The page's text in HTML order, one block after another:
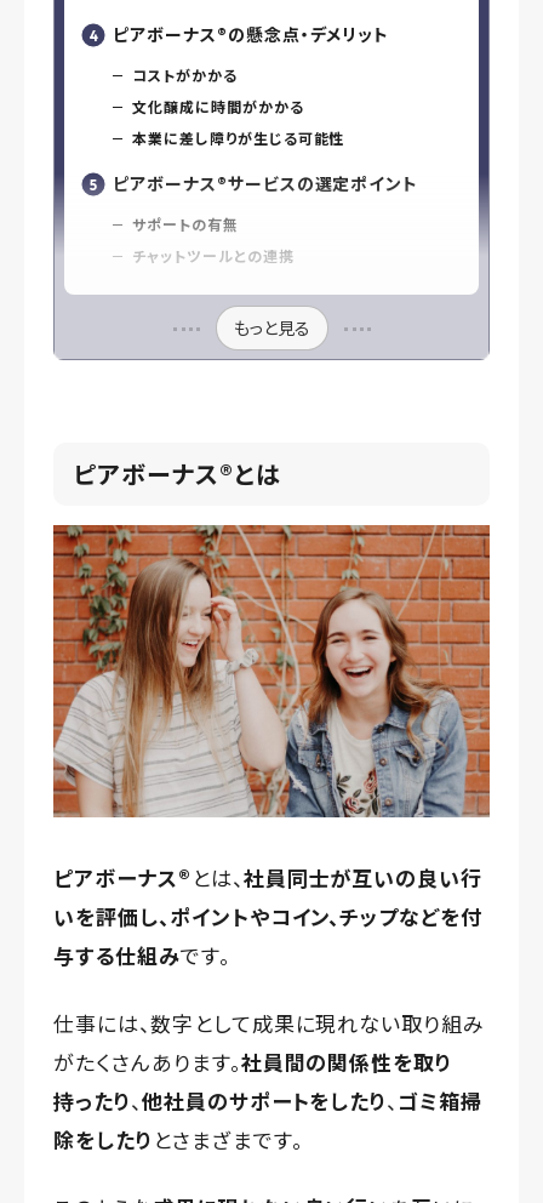
ピアボーナス®️の懸念点・デメリット
コストがかかる
文化醸成に時間がかかる
本業に差し障りが生じる可能性
ピアボーナス®️サービスの選定ポイント
サポートの有無
チャットツールとの連携
もっと見る
ピアボーナス®️とは
ピアボーナス®️ とは、社員同士が互いの良い行
いを評価し、ポイントやコイン、チップなどを付
与する仕組みです。
仕事には、数字として成果に現れない取り組み
がたくさんあります。社員間の関係性を取り
持ったり、他社員のサポートをしたり、 ゴミ箱掃
除をしたり とさまざまです。